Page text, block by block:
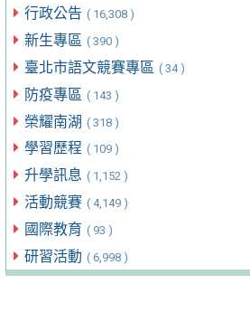
行政公告 ( 16,308 )
新生專區 ( 390 )
臺北市語文競賽專區 ( 34 )
防疫專區 ( 143 )
榮耀南湖 ( 318 )
學習歷程 ( 109 )
升學訊息 ( 1,152 )
活動競賽 ( 4,149 )
國際教育 ( 93 )
研習活動 ( 6,998 )